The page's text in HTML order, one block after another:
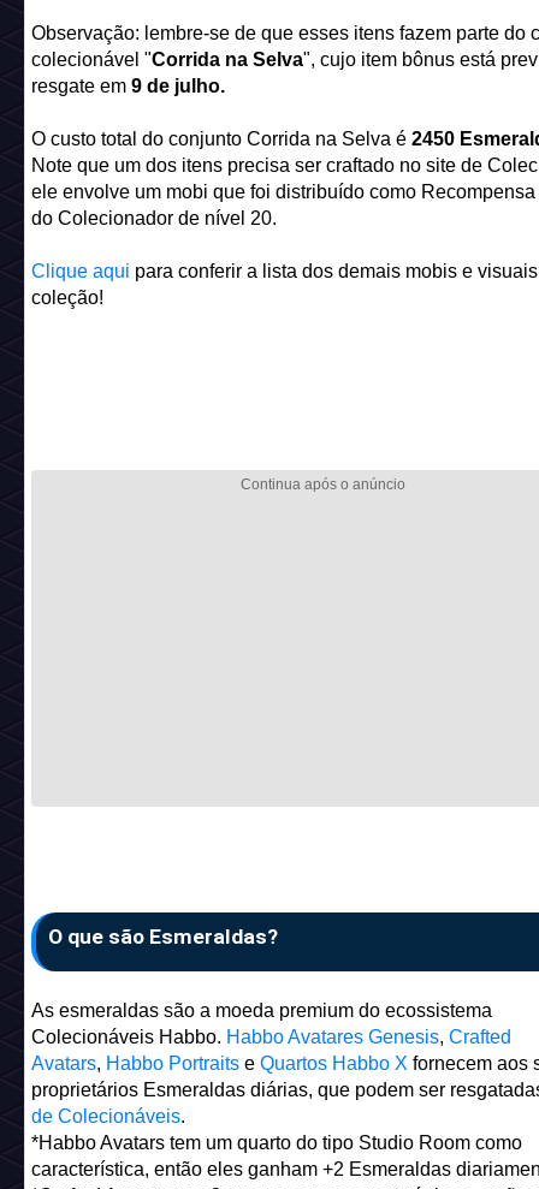
Observação: lembre-se de que esses itens fazem parte do
colecionável "Corrida na Selva", cujo item bônus está
resgate em 9 de julho.
O custo total do conjunto Corrida na Selva é2450
Note que um dos itens precisa ser craftado no site de
ele envolve um mobi que foi distribuído como
do Colecionador de nível 20.
Clique aqui para conferir a lista dos demais mobis e
coleção!
O que são Esmeraldas?
As esmeraldas são a moeda premium do ecossistema
Colecionáveis Habbo. Habbo Avatares Genesis, Crafted
Avatars, Habbo Portraitse Quartos Habbo X fornecem aos
proprietários Esmeraldas diárias, que podem ser
de Colecionáveis.
*Habbo Avatars tem um quarto do tipo Studio Room como
característica, então eles ganham +2 Esmeraldas